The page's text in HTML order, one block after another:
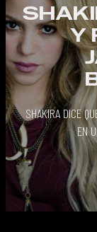
Y
SHAKIRA DICE
EN